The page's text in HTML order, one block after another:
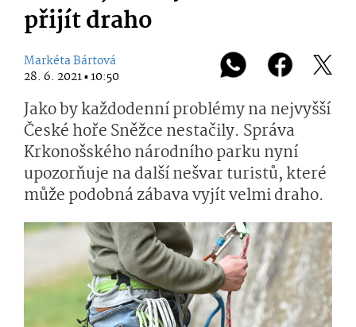
přijít draho
Markéta Bártová
28. 6. 2021 ▪ 10:50
Jako by každodenní problémy na nejvyšší
České hoře Sněžce nestačily. Správa
Krkonošského národního parku nyní
upozorňuje na další nešvar turistů, které
může podobná zábava vyjít velmi draho.